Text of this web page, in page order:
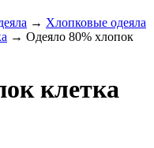
→ Хлопковые одеяла
→ Одеяло 80% хлопок
клетка